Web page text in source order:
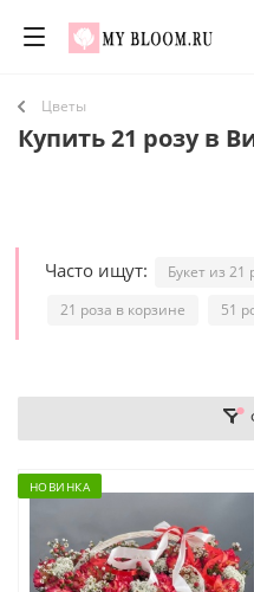
Цветы
Купить 21 розу в
Часто ищут: Букет из 21
21 роза в корзине
51
НОВИНКА